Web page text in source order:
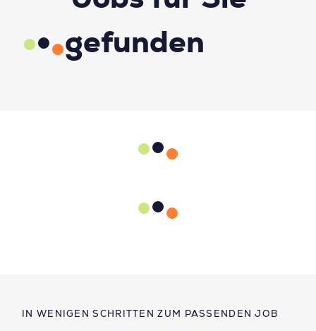
IN WENIGEN SCHRITTEN ZUM PASSENDEN JOB